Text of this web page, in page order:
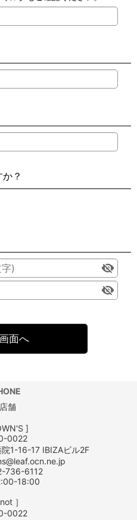
？
面へ
舗
]
0022
1-16-17 IBIZAビル2F
736-6112
18:00
］
0022